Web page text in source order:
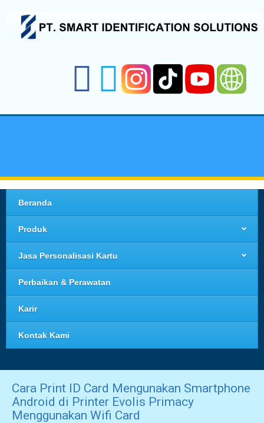
Beranda
Produk
Jasa Personalisasi Kartu
Perbaikan & Perawatan
Karir
Kontak Kami
Cara Print ID Card Mengunakan Smartphone
Android di Printer Evolis Primacy
Menggunakan Wifi Card